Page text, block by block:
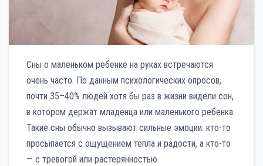
Сны о маленьком ребенке на руках встречаются
очень часто. По данным психологических опросов,
почти 35–40% людей хотя бы раз в жизни видели сон,
в котором держат младенца или маленького ребенка.
Такие сны обычно вызывают сильные эмоции: кто-то
просыпается с ощущением тепла и радости, а кто-то
— с тревогой или растерянностью.